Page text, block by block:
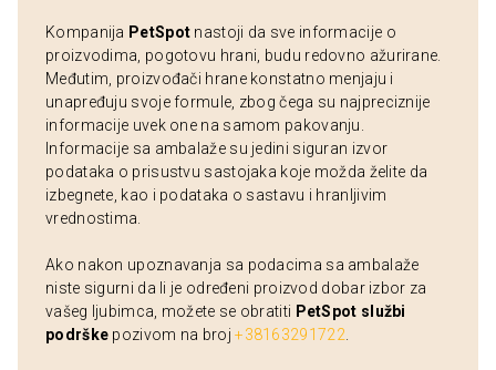
Kompanija PetSpot nastoji da sve informacije o
proizvodima, pogotovu hrani, budu redovno ažurirane.
Međutim, proizvođači hrane konstatno menjaju i
unapređuju svoje formule, zbog čega su najpreciznije
informacije uvek one na samom pakovanju.
Informacije sa ambalaže su jedini siguran izvor
podataka o prisustvu sastojaka koje možda želite da
izbegnete, kao i podataka o sastavu i hranljivim
vrednostima.
Ako nakon upoznavanja sa podacima sa ambalaže
niste sigurni da li je određeni proizvod dobar izbor za
vašeg ljubimca, možete se obratiti PetSpot službi
podrške pozivom na broj+38163291722